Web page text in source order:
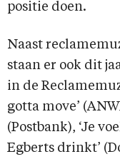
positie doen.
Naast
staan er ook dit
in de
gotta move’
(Postbank), ‘Je
Egberts drinkt’